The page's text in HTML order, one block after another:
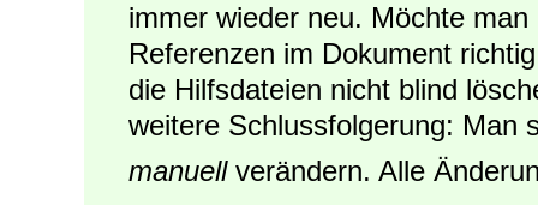
immer wieder neu. Möchte
Referenzen im Dokument
die Hilfsdateien nicht blind
weitere Schlussfolgerung: Man
manuellverändern. Alle